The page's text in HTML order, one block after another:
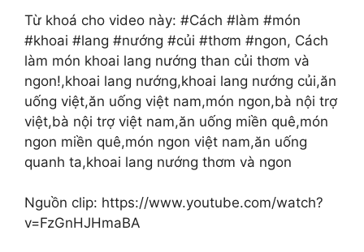
Từ khoá cho video này: #Cách #làm #món
#khoai #lang #nướng #củi #thơm #ngon, Cách
làm món khoai lang nướng than củi thơm và
ngon!,khoai lang nướng,khoai lang nướng củi,ăn
uống việt,ăn uống việt nam,món ngon,bà nội trợ
việt,bà nội trợ việt nam,ăn uống miền quê,món
ngon miền quê,món ngon việt nam,ăn uống
quanh ta,khoai lang nướng thơm và ngon
Nguồn clip: https://www.youtube.com/watch?
v=FzGnHJHmaBA